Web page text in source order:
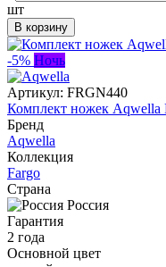
шт
В корзину
-5% Ночь
Артикул: FRGN440
Комплект ножек Aqwella
Бренд
Aqwella
Коллекция
Fargo
Страна
Россия
Гарантия
2 года
Основной цвет